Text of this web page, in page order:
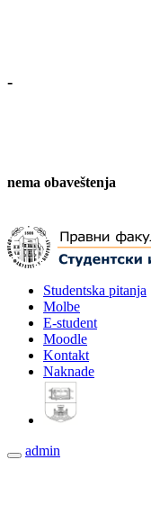
-
nema obaveštenja
Studentska pitanja
Molbe
E-student
Moodle
Kontakt
Naknade
admin